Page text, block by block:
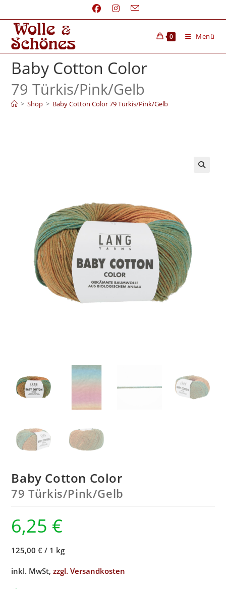
0 Menü
Baby Cotton Color
79 Türkis/Pink/Gelb
> Shop > Baby Cotton Color 79 Türkis/Pink/Gelb
Baby Cotton Color
79 Türkis/Pink/Gelb
6,25 €
125,00 € / 1 kg
inkl. MwSt,zzgl. Versandkosten